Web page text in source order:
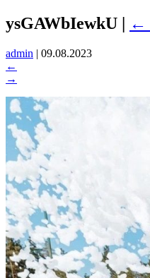
ysGAWbIewkU | ←
admin | 09.08.2023
←
→